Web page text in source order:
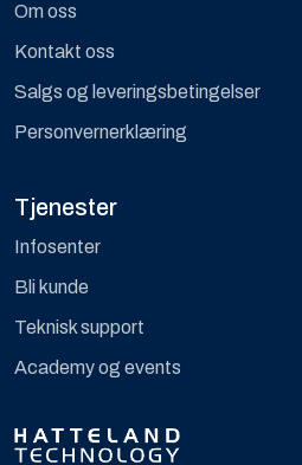
Om oss
Kontakt oss
Salgs og leveringsbetingelser
Personvernerklæring
Tjenester
Infosenter
Bli kunde
Teknisk support
Academy og events